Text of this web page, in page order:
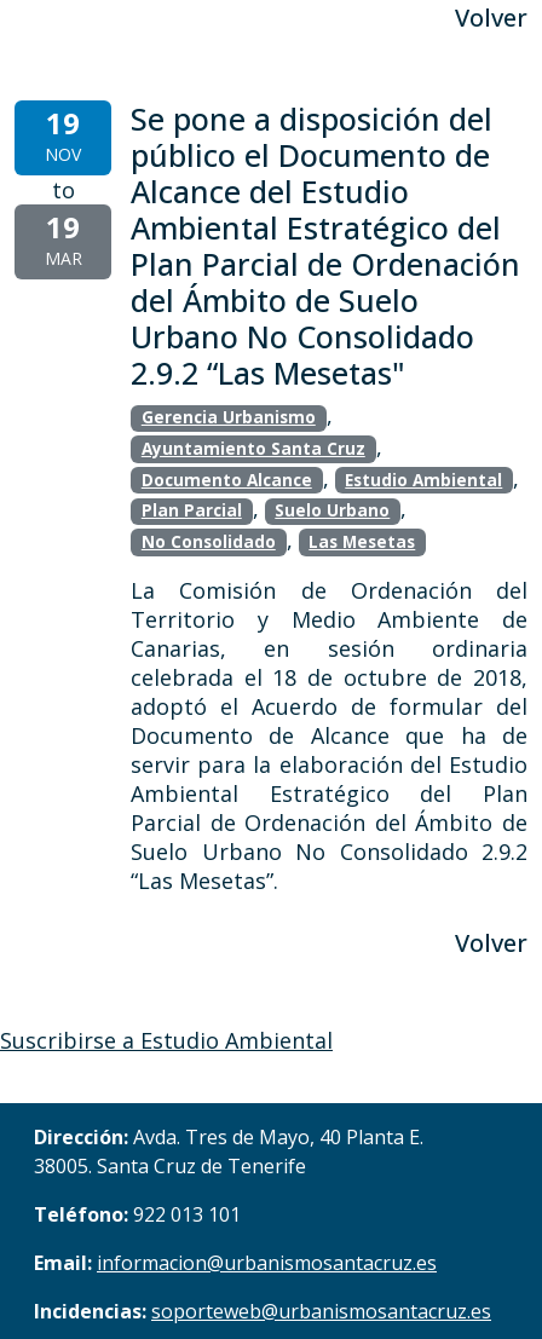
Volver
19
NOV
to
19
MAR
Se pone a disposición del
público el Documento de
Alcance del Estudio
Ambiental Estratégico del
Plan Parcial de Ordenación
del Ámbito de Suelo
Urbano No Consolidado
2.9.2 “Las Mesetas"
Gerencia Urbanismo ,
Ayuntamiento Santa Cruz ,
Documento Alcance , Estudio Ambiental ,
Plan Parcial , Suelo Urbano ,
No Consolidado , Las Mesetas
La Comisión de Ordenación del
Territorio y Medio Ambiente de
Canarias, en sesión ordinaria
celebrada el 18 de octubre de 2018,
adoptó el Acuerdo de formular del
Documento de Alcance que ha de
servir para la elaboración del Estudio
Ambiental Estratégico del Plan
Parcial de Ordenación del Ámbito de
Suelo Urbano No Consolidado 2.9.2
“Las Mesetas”.
Volver
Suscribirse a Estudio Ambiental
Dirección:Avda. Tres de Mayo, 40 Planta E.
38005. Santa Cruz de Tenerife
Teléfono:922 013 101
Email: informacion@urbanismosantacruz.es
Incidencias:soporteweb@urbanismosantacruz.es